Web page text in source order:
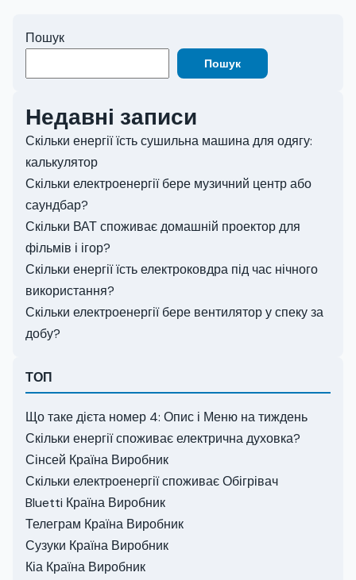
Пошук
Пошук
Недавні записи
Скільки енергії їсть сушильна машина для одягу:
калькулятор
Скільки електроенергії бере музичний центр або
саундбар?
Скільки ВАТ споживає домашній проектор для
фільмів і ігор?
Скільки енергії їсть електроковдра під час нічного
використання?
Скільки електроенергії бере вентилятор у спеку за
добу?
ТОП
Що таке дієта номер 4: Опис і Меню на тиждень
Скільки енергії споживає електрична духовка?
Сінсей Країна Виробник
Скільки електроенергії споживає Обігрівач
Bluetti Країна Виробник
Телеграм Країна Виробник
Сузуки Країна Виробник
Кіа Країна Виробник